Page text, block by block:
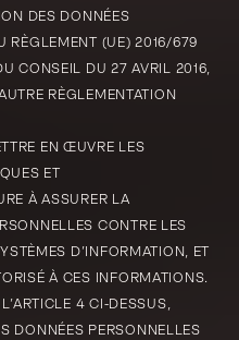
DES DONNÉES
RÈGLEMENT (UE) 2016/679
CONSEIL DU 27 AVRIL 2016,
RÈGLEMENTATION
EN ŒUVRE LES
ET
À ASSURER LA
CONTRE LES
D’INFORMATION, ET
À CES INFORMATIONS.
4 CI-DESSUS,
DONNÉES PERSONNELLES